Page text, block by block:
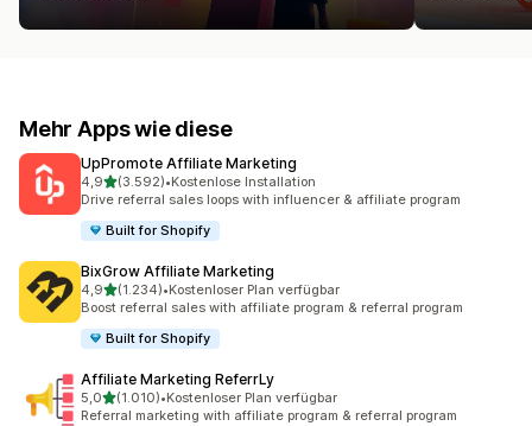
Mehr Apps wie diese
UpPromote Affiliate Marketing
4,9von 5 Sternen
(3.592)
3592 Rezensionen insgesamt
•Kostenlose Installation
Drive referral sales loops with influencer & affiliate program
Built for Shopify
BixGrow Affiliate Marketing
4,9von 5 Sternen
(1.234)
1234 Rezensionen insgesamt
•Kostenloser Plan verfügbar
Boost referral sales with affiliate program & referral program
Built for Shopify
Affiliate Marketing ReferrLy
5,0von 5 Sternen
(1.010)
1010 Rezensionen insgesamt
•Kostenloser Plan verfügbar
Referral marketing with affiliate program & referral program